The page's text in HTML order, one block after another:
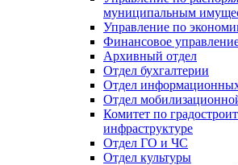
муниципальным
Управление по
Финансовое
Архивный отдел
Отдел бухгалтерии
Отдел
Отдел
Комитет по
инфраструктуре
Отдел ГО и ЧС
Отдел культуры